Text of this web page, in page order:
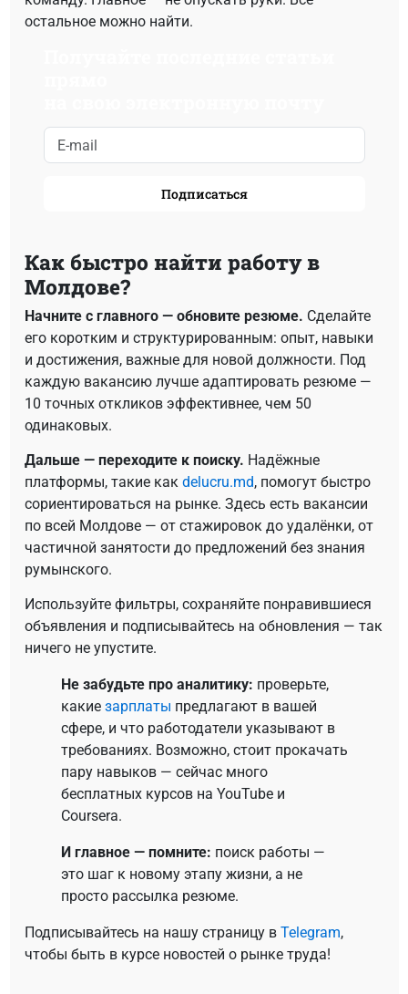
остальное можно найти.
Подписаться
Как быстро найти работу в
Молдове?
Начните с главного — обновите резюме. Сделайте
его коротким и структурированным: опыт, навыки
и достижения, важные для новой должности. Под
каждую вакансию лучше адаптировать резюме —
10 точных откликов эффективнее, чем 50
одинаковых.
Дальше — переходите к поиску. Надёжные
платформы, такие как delucru.md, помогут быстро
сориентироваться на рынке. Здесь есть вакансии
по всей Молдове — от стажировок до удалёнки, от
частичной занятости до предложений без знания
румынского.
Используйте фильтры, сохраняйте понравившиеся
объявления и подписывайтесь на обновления — так
ничего не упустите.
Не забудьте про аналитику: проверьте,
какие зарплаты предлагают в вашей
сфере, и что работодатели указывают в
требованиях. Возможно, стоит прокачать
пару навыков — сейчас много
бесплатных курсов на YouTube и
Coursera.
И главное — помните: поиск работы —
это шаг к новому этапу жизни, а не
просто рассылка резюме.
Подписывайтесь на нашу страницу в Telegram,
чтобы быть в курсе новостей о рынке труда!